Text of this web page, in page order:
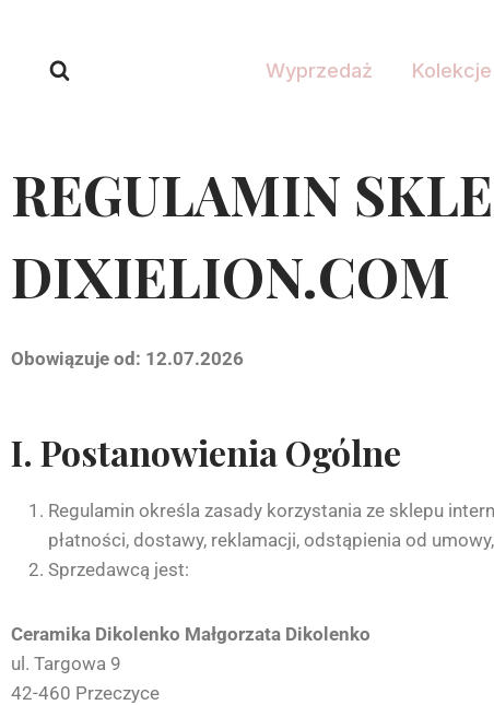
Wyprzedaż Kolekcje
REGULAMIN
DIXIELION.COM
Obowiązuje od: 12.07.2026
I. Postanowienia Ogólne
Regulamin określa zasady korzystania ze sklepu
płatności, dostawy, reklamacji, odstąpienia od
Sprzedawcą jest:
Ceramika Dikolenko Małgorzata Dikolenko
ul. Targowa 9
42-460 Przeczyce